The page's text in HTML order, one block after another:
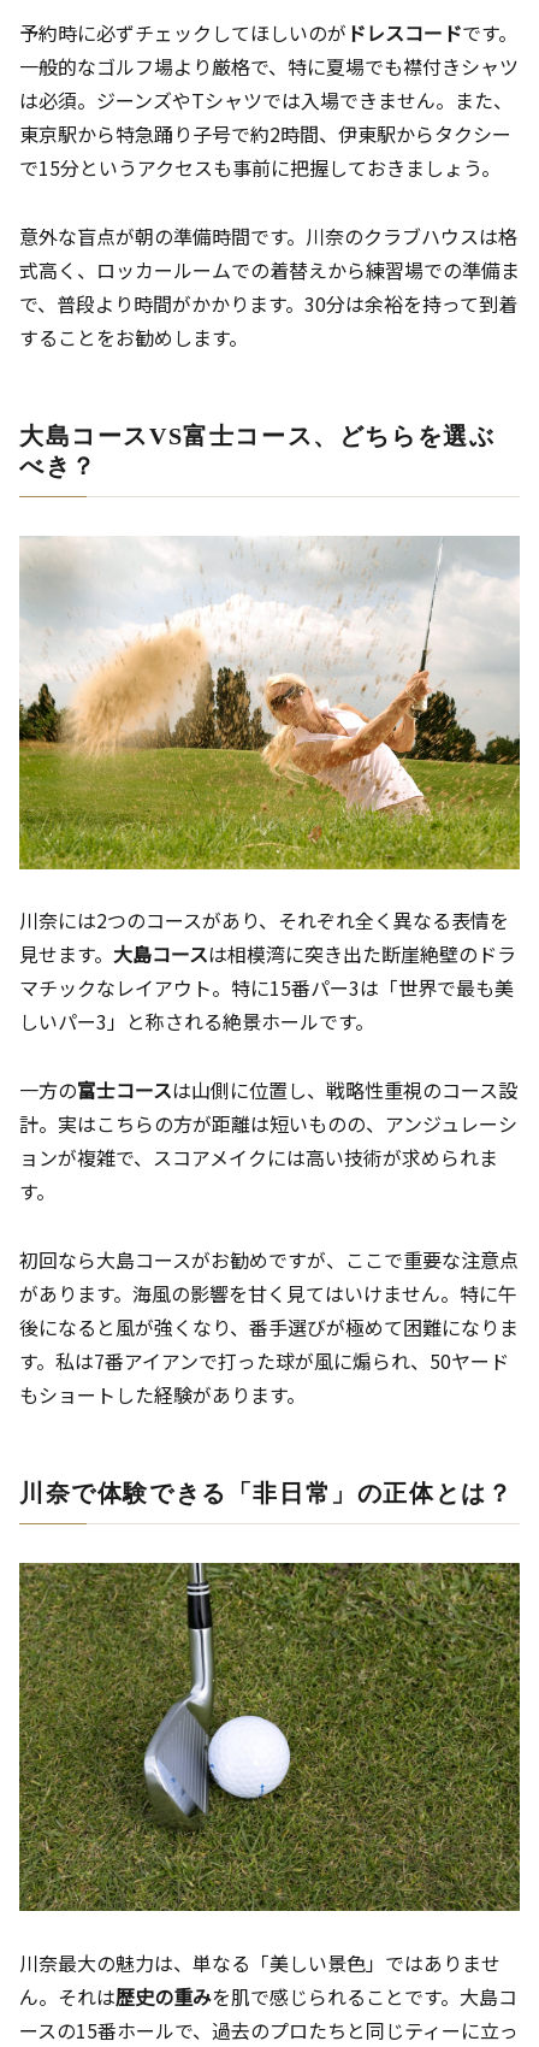
予約時に必ずチェックしてほしいのが ドレスコードです。
一般的なゴルフ場より厳格で、特に夏場でも襟付きシャツ
は必須。ジーンズやTシャツでは入場できません。また、
東京駅から特急踊り子号で約2時間、伊東駅からタクシー
で15分というアクセスも事前に把握しておきましょう。
意外な盲点が朝の準備時間です。川奈のクラブハウスは格
式高く、ロッカールームでの着替えから練習場での準備ま
で、普段より時間がかかります。30分は余裕を持って到着
することをお勧めします。
大島コースVS富士コース、どちらを選ぶ
べき？
川奈には2つのコースがあり、それぞれ全く異なる表情を
見せます。 大島コースは相模湾に突き出た断崖絶壁のドラ
マチックなレイアウト。特に15番パー3は「世界で最も美
しいパー3」と称される絶景ホールです。
一方の富士コースは山側に位置し、戦略性重視のコース設
計。実はこちらの方が距離は短いものの、アンジュレーシ
ョンが複雑で、スコアメイクには高い技術が求められま
す。
初回なら大島コースがお勧めですが、ここで重要な注意点
があります。海風の影響を甘く見てはいけません。特に午
後になると風が強くなり、番手選びが極めて困難になりま
す。私は7番アイアンで打った球が風に煽られ、50ヤード
もショートした経験があります。
川奈で体験できる「非日常」の正体とは？
川奈最大の魅力は、単なる「美しい景色」ではありませ
ん。それは歴史の重みを肌で感じられることです。大島コ
ースの15番ホールで、過去のプロたちと同じティーに立っ